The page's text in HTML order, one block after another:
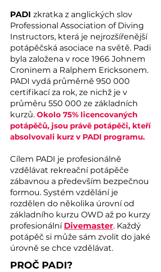
PADI zkratka z anglických slov
Professional Association of Diving
Instructors, která je nejrozšířenější
potápěčská asociace na světě. Padi
byla založena v roce 1966 Johnem
Croninem a Ralphem Ericksonem.
PADI vydá průměrně 950 000
certifikací za rok, ze nichž je v
průměru 550 000 ze základních
kurzů. Okolo 75% licencovaných
potápěčů, jsou právě potápěči, kteří
absolvovali kurz v PADI programu.
Cílem PADI je profesionálně
vzdělávat rekreační potápěče
zábavnou a především bezpečnou
formou. Systém vzdělání je
rozdělen do několika úrovní od
základního kurzu OWD až po kurzy
profesionální Divemaster. Každý
potápěč si může sám zvolit do jaké
úrovně se chce vzdělávat.
PROČ PADI?